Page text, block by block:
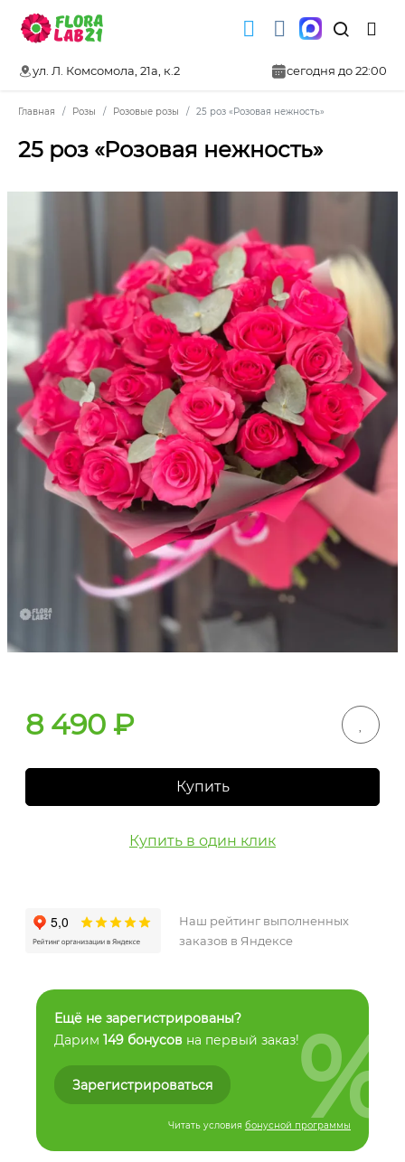
ул. Л. Комсомола, 21а, к.2 сегодня до 22:00
Главная Розы Розовые розы 25 роз «Розовая нежность»
25 роз «Розовая нежность»
8 490 ₽
Купить
Купить в один клик
Наш рейтинг выполненных
заказов в Яндексе
Ещё не зарегистрированы?
Дарим 149 бонусов на первый заказ!
Зарегистрироваться
Читать условия бонусной программы
%